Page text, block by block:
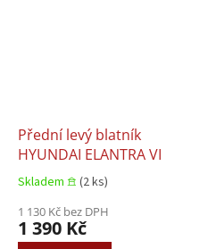
Přední levý blatník
HYUNDAI ELANTRA VI
Skladem 𖠿 (2 ks)
1 130 Kč bez DPH
1 390 Kč